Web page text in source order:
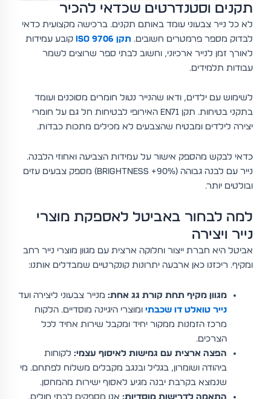
תקנים וסטנדרטים שכדאי להכיר
לא כל נייר צבעוני עומד באותם תקנים. ברכישה מקצועית כדאי
לבדוק מספר פרמטרים חשובים. תקן ISO 9706
קובע עמידות
לאורך זמן לנייר ארכיוני, וחשוב לבתי ספר שרוצים לשמר
עבודות תלמידים.
לשימוש עם ילדים, ודאו שהנייר נטול חומרים מסוכנים ועומד
בתקני בטיחות. תקן EN71 האירופי לבטיחות חל גם על חומרי
יצירה לילדים ומבטיח שהצבעים לא מכילים מתכות כבדות.
כדאי לבקש מהספק אישור על עמידות הצביעה ואחוזי הלבנה.
נייר עם לבנה גבוהה (90%+ brightness) מספק צבעים עזים
ובולטים יותר.
למה לבחור באביטל לאספקת מוצרי
נייר ויצירה
אביטל היא חברת ייצור וחלוקה ארצית עם מגוון מוצרי נייר רחב
ומקיף. ריכזנו כאן ארבעה יתרונות קונקרטיים שמבדלים אותנו:
מגוון מקיף תחת קורת גג אחת: מנייר צבעוני ליצירה ועד
נייר טואלט דו שכבתי ומוצרי היגיינה מוסדיים. הלקוח
מרכז הזמנות ממקור יחיד ומקבל שירות אחיד לכל
הצרכים.
הפצה ארצית עם גמישות לאיסוף עצמי: לקוחות
ביהודה ושומרון, בגליל ובנגב מקבלים משלוח לפתחם. מי
שנמצא בקרבת יבנה מגיע לאסוף ישירות מהמחסן.
התאמה לדרישות מוסדיות: אנו מספקים לבתי חולים,